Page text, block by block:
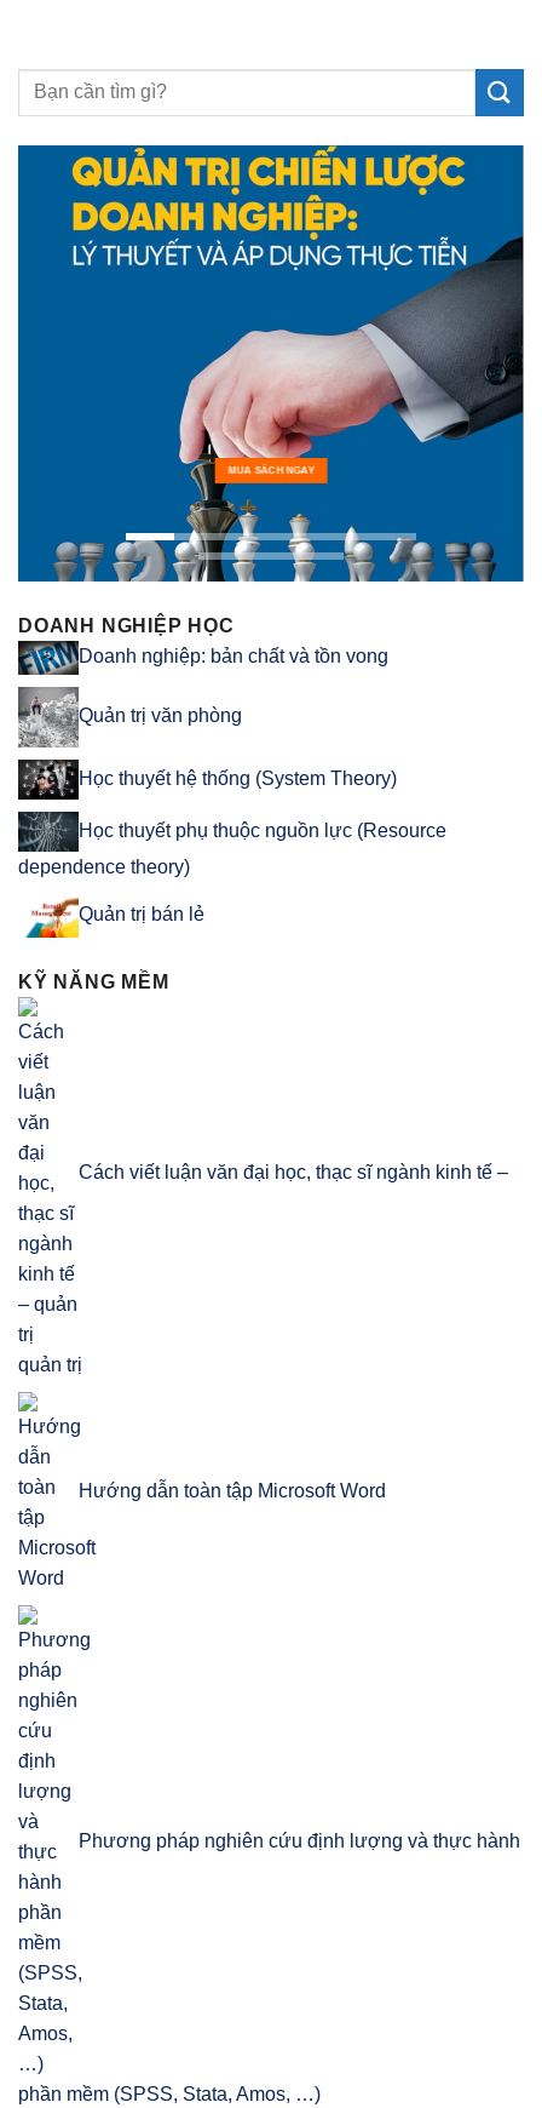
MUA SÁCH NGAY
DOANH NGHIỆP HỌC
Doanh nghiệp: bản chất và tồn vong
Quản trị văn phòng
Học thuyết hệ thống (System Theory)
Học thuyết phụ thuộc nguồn lực (Resource
dependence theory)
Quản trị bán lẻ
KỸ NĂNG MỀM
Cách viết luận văn đại học, thạc sĩ ngành kinh tế –
quản trị
Hướng dẫn toàn tập Microsoft Word
Phương pháp nghiên cứu định lượng và thực hành
phần mềm (SPSS, Stata, Amos, …)